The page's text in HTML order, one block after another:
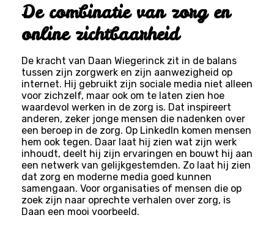
De combinatie van zorg en
online zichtbaarheid
De kracht van Daan Wiegerinck zit in de balans
tussen zijn zorgwerk en zijn aanwezigheid op
internet. Hij gebruikt zijn sociale media niet alleen
voor zichzelf, maar ook om te laten zien hoe
waardevol werken in de zorg is. Dat inspireert
anderen, zeker jonge mensen die nadenken over
een beroep in de zorg. Op LinkedIn komen mensen
hem ook tegen. Daar laat hij zien wat zijn werk
inhoudt, deelt hij zijn ervaringen en bouwt hij aan
een netwerk van gelijkgestemden. Zo laat hij zien
dat zorg en moderne media goed kunnen
samengaan. Voor organisaties of mensen die op
zoek zijn naar oprechte verhalen over zorg, is
Daan een mooi voorbeeld.